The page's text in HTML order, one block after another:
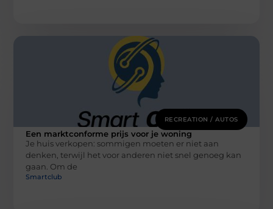
RECREATION / AUTOS
Een marktconforme prijs voor je woning
Je huis verkopen: sommigen moeten er niet aan
denken, terwijl het voor anderen niet snel genoeg kan
gaan. Om de
Smartclub